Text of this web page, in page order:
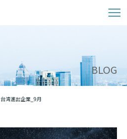
BLOG
台湾進出企業_9月